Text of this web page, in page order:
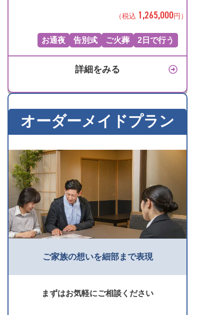
（税込 1,265,000円）
お通夜 告別式 ご火葬 2日で行う
詳細をみる
オーダーメイドプラン
ご家族の想いを細部まで表現
まずはお気軽にご相談ください